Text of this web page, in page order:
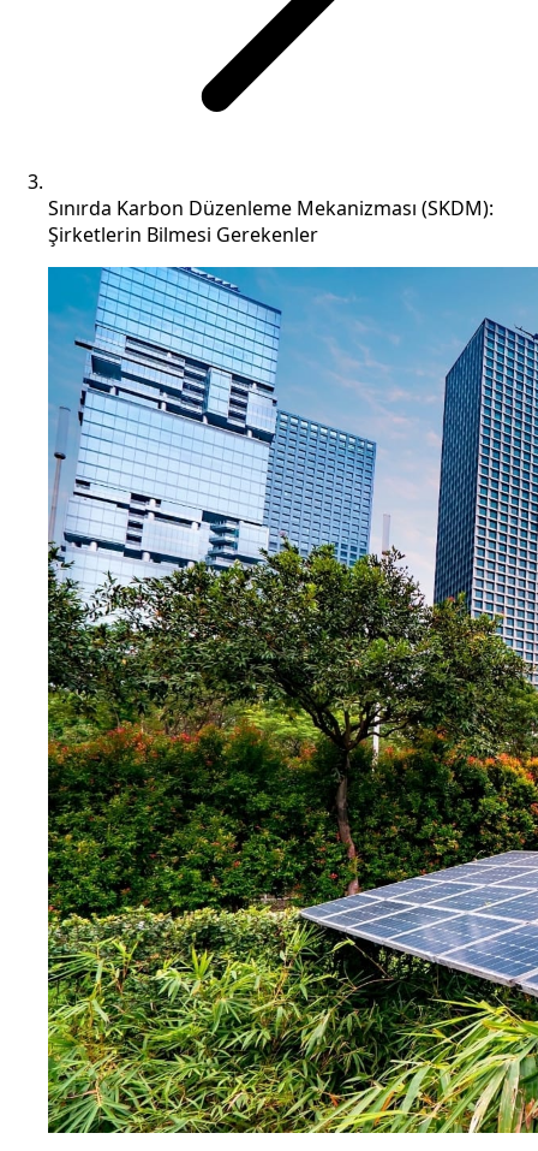
Sınırda Karbon Düzenleme Mekanizması (SKDM):
Şirketlerin Bilmesi Gerekenler